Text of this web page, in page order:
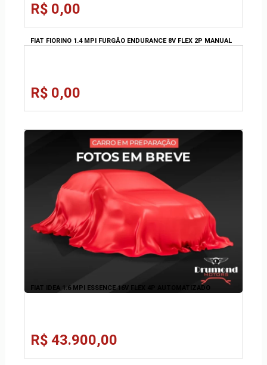
R$ 0,00
FIAT FIORINO 1.4 MPI FURGÃO ENDURANCE 8V FLEX 2P MANUAL
R$ 0,00
FIAT IDEA 1.6 MPI ESSENCE 16V FLEX 4P AUTOMATIZADO
R$ 43.900,00